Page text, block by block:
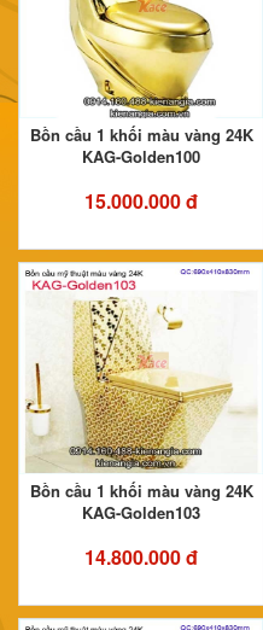
Bồn cầu 1 khối màu vàng 24K
KAG-Golden100
15.000.000 đ
Bồn cầu 1 khối màu vàng 24K
KAG-Golden103
14.800.000 đ